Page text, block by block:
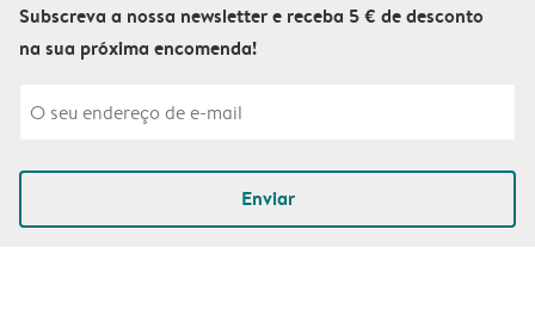
Subscreva a nossa newsletter e receba 5 € de desconto
na sua próxima encomenda!
Enviar